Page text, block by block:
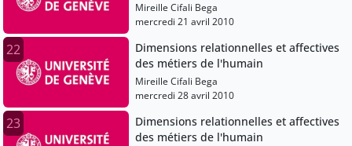
Mireille Cifali Bega
mercredi 21 avril 2010
22
Dimensions relationnelles et affectives
des métiers de l'humain
Mireille Cifali Bega
mercredi 28 avril 2010
23
Dimensions relationnelles et affectives
des métiers de l'humain